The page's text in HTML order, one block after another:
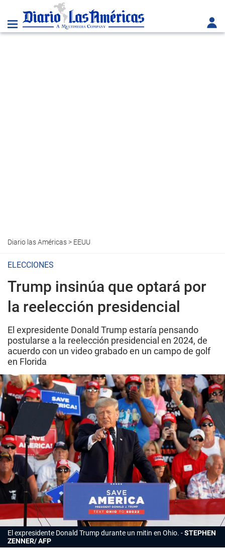
Diario las Américas> EEUU
ELECCIONES
Trump insinúa que optará por
la reelección presidencial
El expresidente Donald Trump estaría pensando
postularse a la reelección presidencial en 2024, de
acuerdo con un video grabado en un campo de golf
en Florida
El expresidente Donald Trump durante un mitin en Ohio.
STEPHEN
ZENNER/ AFP